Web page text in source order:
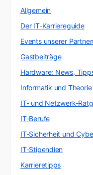
Allgemein
Der IT-Karriereguide
Events unserer
Gastbeiträge
Hardware: News,
Informatik und Theorie
IT- und Netzwerk-
IT-Berufe
IT-Sicherheit und
IT-Stipendien
Karrieretipps